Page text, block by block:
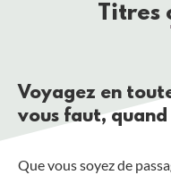
Titres
Voyagez en
vous faut,
Que vous soyez de